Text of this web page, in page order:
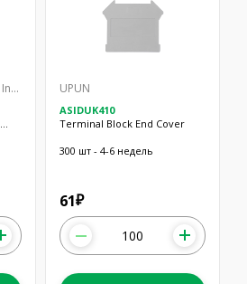
ASI-Automation Systems Interconnect UPUN
ASIDUK410
Terminal Block End Cover
300 шт - 4-6 недель
61₽